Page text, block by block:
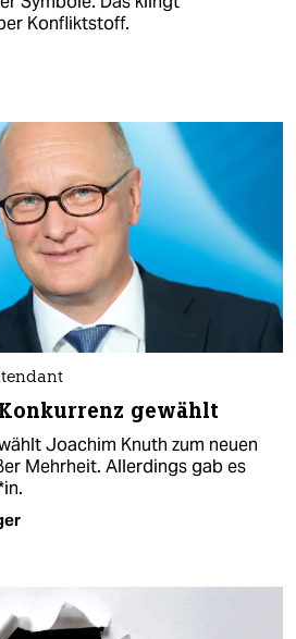
Konfliktstoff.
gewählt
Joachim Knuth zum neuen
Mehrheit. Allerdings gab es